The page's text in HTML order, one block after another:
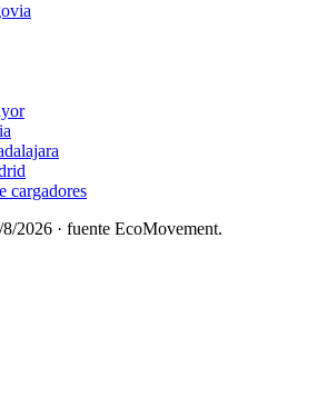
cargadores
8/2026 · fuente EcoMovement.